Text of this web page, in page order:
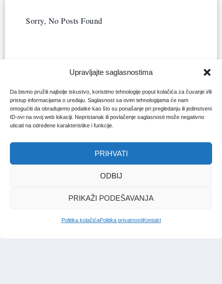
Upravljajte saglasnostima
Da bismo pružili najbolje iskustvo, koristimo tehnologije poput kolačića za čuvanje i/ili
pristup informacijama o uređaju. Saglasnost sa ovim tehnologijama će nam
omogućiti da obrađujemo podatke kao što su ponašanje pri pregledanju ili jedinstveni
ID-ovi na ovoj web lokaciji. Nepristanak ili povlačenje saglasnosti može negativno
uticati na određene karakteristike i funkcije.
PRIHVATI
ODBIJ
PRIKAŽI PODEŠAVANJA
Politika kolačićaPolitika privatnostiKontakt
Sorry, No Posts Found